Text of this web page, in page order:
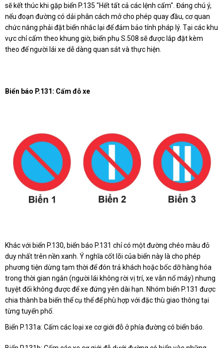
sẽ kết thúc khi gặp biển P.135 "Hết tất cả các lệnh cấm". Đáng chú ý,
nếu đoạn đường có dải phân cách mở cho phép quay đầu, cơ quan
chức năng phải đặt biển nhắc lại để đảm bảo tính pháp lý. Tại các khu
vực chỉ cấm theo khung giờ, biển phụ S.508 sẽ được lắp đặt kèm
theo để người lái xe dễ dàng quan sát và thực hiện.
Biển báo P.131: Cấm đỗ xe
Khác với biển P.130, biển báo P.131 chỉ có một đường chéo màu đỏ
duy nhất trên nền xanh. Ý nghĩa cốt lõi của biển này là cho phép
phương tiện dừng tạm thời để đón trả khách hoặc bốc dỡ hàng hóa
trong thời gian ngắn (người lái không rời vị trí, xe vẫn nổ máy) nhưng
tuyệt đối không được để xe đứng yên dài hạn. Nhóm biển P.131 được
chia thành ba biến thể cụ thể để phù hợp với đặc thù giao thông tại
từng tuyến phố.
Biển P.131a: Cấm các loại xe cơ giới đỗ ở phía đường có biển báo.